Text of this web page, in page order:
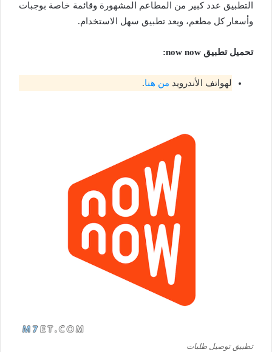
التطبيق عدد كبير من المطاعم المشهورة وقائمة خاصة بوجبات
وأسعار كل مطعم، ويعد تطبيق سهل الاستخدام.
تحميل تطبيق now now
:
لهواتف الأندرويد من هنا.
تطبيق توصيل طلبات